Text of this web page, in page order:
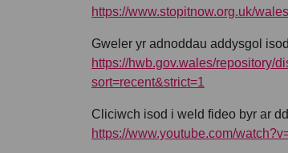
https://www.stopitnow.org.uk/
Gweler yr adnoddau addysgol
https://hwb.gov.wales/repository/
sort=recent&strict=1
Cliciwch isod i weld fideo byr ar
https://www.youtube.com/